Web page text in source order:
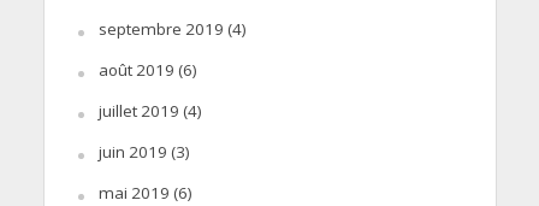
septembre 2019 (4)
août 2019 (6)
juillet 2019 (4)
juin 2019 (3)
mai 2019 (6)